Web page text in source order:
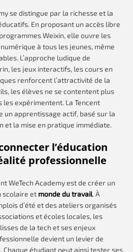
se distingue par la richesse et la
En proposant un accès libre
Weixin, elle ouvre les
à tous les jeunes, même
L’approche ludique de
les jeux interactifs, les cours en
renforcent l’attractivité de la
les élèves ne se contentent plus
les expérimentent. La Tencent
un apprentissage actif, basé sur la
et la mise en pratique immédiate.
l’éducation
professionnelle
WeTech Academy est de créer un
scolaire et monde du travail. À
d’été et des ateliers organisés
et écoles locales, les
de la tech et ses enjeux
devient un levier de
Chaque étudiant peut ainsi tester ses